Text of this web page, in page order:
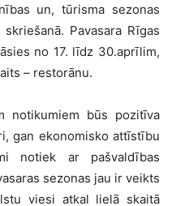
un, tūrisma sezonas
Pavasara Rīgas
no 17. līdz 30.aprīlim,
– restorānu.
notikumiem būs pozitīva
gan ekonomisko attīstību
notiek ar pašvaldības
sezonas jau ir veikts
viesi atkal lielā skaitā